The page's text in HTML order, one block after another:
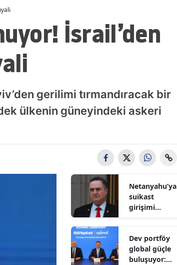
İsrail’den
gerilimi tırmandıracak bir
ülkenin güneyindeki askeri
Netanyahu’ya
suikast
girişimi
Bakanı
gizlenen
detayları
Dev portföy
global güçle
buluşuyor: